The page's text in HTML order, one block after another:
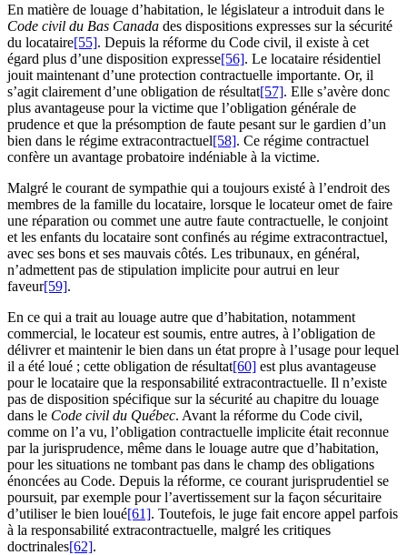
En matière de louage d’habitation, le législateur a introduit dans le
Code civil du Bas Canada des dispositions expresses sur la sécurité
du locataire[55]. Depuis la réforme du Code civil, il existe à cet
égard plus d’une disposition expresse[56]. Le locataire résidentiel
jouit maintenant d’une protection contractuelle importante. Or, il
s’agit clairement d’une obligation de résultat[57]. Elle s’avère donc
plus avantageuse pour la victime que l’obligation générale de
prudence et que la présomption de faute pesant sur le gardien d’un
bien dans le régime extracontractuel[58]. Ce régime contractuel
confère un avantage probatoire indéniable à la victime.
Malgré le courant de sympathie qui a toujours existé à l’endroit des
membres de la famille du locataire, lorsque le locateur omet de faire
une réparation ou commet une autre faute contractuelle, le conjoint
et les enfants du locataire sont confinés au régime extracontractuel,
avec ses bons et ses mauvais côtés. Les tribunaux, en général,
n’admettent pas de stipulation implicite pour autrui en leur
faveur[59].
En ce qui a trait au louage autre que d’habitation, notamment
commercial, le locateur est soumis, entre autres, à l’obligation de
délivrer et maintenir le bien dans un état propre à l’usage pour lequel
il a été loué ; cette obligation de résultat[60] est plus avantageuse
pour le locataire que la responsabilité extracontractuelle. Il n’existe
pas de disposition spécifique sur la sécurité au chapitre du louage
dans le Code civil du Québec. Avant la réforme du Code civil,
comme on l’a vu, l’obligation contractuelle implicite était reconnue
par la jurisprudence, même dans le louage autre que d’habitation,
pour les situations ne tombant pas dans le champ des obligations
énoncées au Code. Depuis la réforme, ce courant jurisprudentiel se
poursuit, par exemple pour l’avertissement sur la façon sécuritaire
d’utiliser le bien loué[61]. Toutefois, le juge fait encore appel parfois
à la responsabilité extracontractuelle, malgré les critiques
doctrinales[62].